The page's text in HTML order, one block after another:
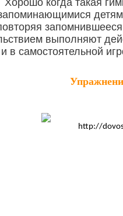
Хорошо когда такая
выполняют
и в самостоятельной